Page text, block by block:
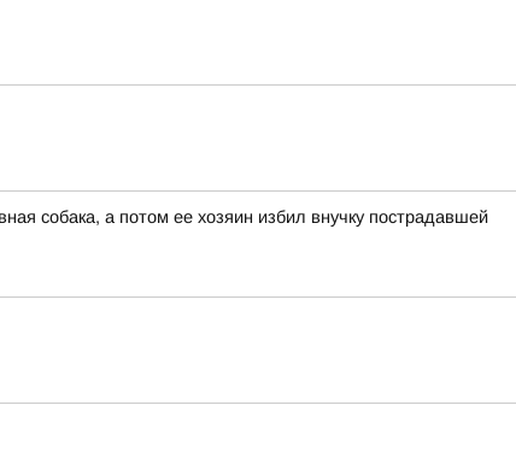
собака, а потом ее хозяин избил внучку пострадавшей